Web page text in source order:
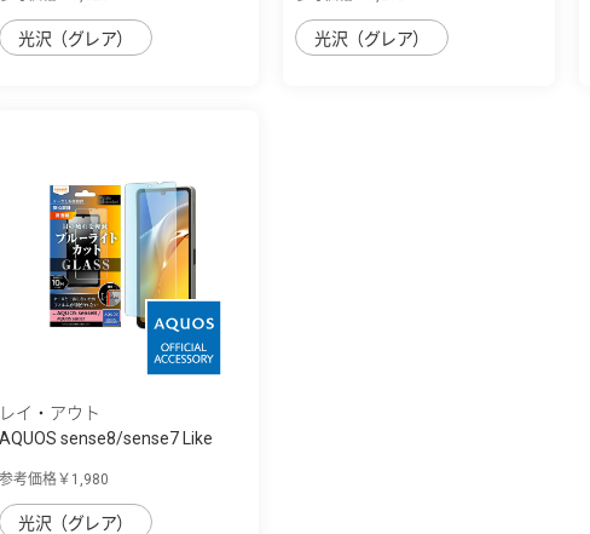
光沢（グレア） 光沢（グレア）
レイ・アウト
AQUOS sense8/sense7 Like
参考価格￥1,980
光沢（グレア）